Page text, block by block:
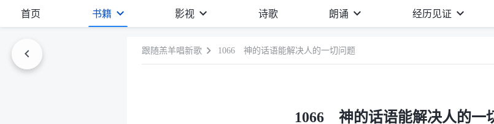
首页 书籍 影视 诗歌 朗诵 经历见证
跟随羔羊唱新歌 1066 神的话语能解决人的一切问题
1066 神的话语能解决人的一